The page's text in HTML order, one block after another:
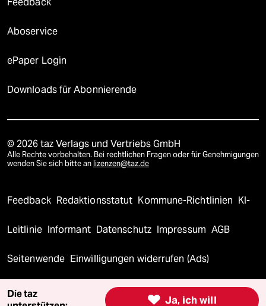
Feedback
Aboservice
ePaper Login
Downloads für Abonnierende
© 2026 taz Verlags und Vertriebs GmbH
Alle Rechte vorbehalten. Bei rechtlichen Fragen oder für Genehmigungen
wenden Sie sich bitte an lizenzen@taz.de
Feedback Redaktionsstatut Kommune-Richtlinien KI-
Leitlinie Informant Datenschutz Impressum AGB
Seitenwende Einwilligungen widerrufen (Ads)
 Ja, ich will
Die taz